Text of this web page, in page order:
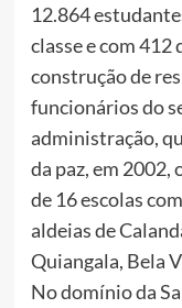
12.864
classe e com 412
construção de
funcionários do
administração,
da paz, em
de 16 escolas
aldeias de
Quiangala, Bela
No domínio da